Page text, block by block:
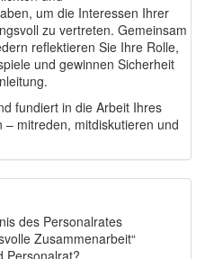
um die Interessen Ihrer
zu vertreten. Gemeinsam
reflektieren Sie Ihre Rolle,
und gewinnen Sicherheit
fundiert in die Arbeit Ihres
mitreden, mitdiskutieren und
des Personalrates
Zusammenarbeit“
Personalrat?